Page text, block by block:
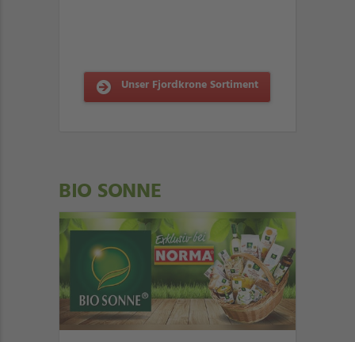
Unser Fjordkrone Sortiment
BIO SONNE